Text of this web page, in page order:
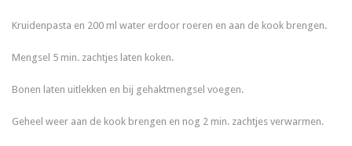
Kruidenpasta en 200 ml water erdoor roeren en aan de kook brengen.
Mengsel 5 min. zachtjes laten koken.
Bonen laten uitlekken en bij gehaktmengsel voegen.
Geheel weer aan de kook brengen en nog 2 min. zachtjes verwarmen.